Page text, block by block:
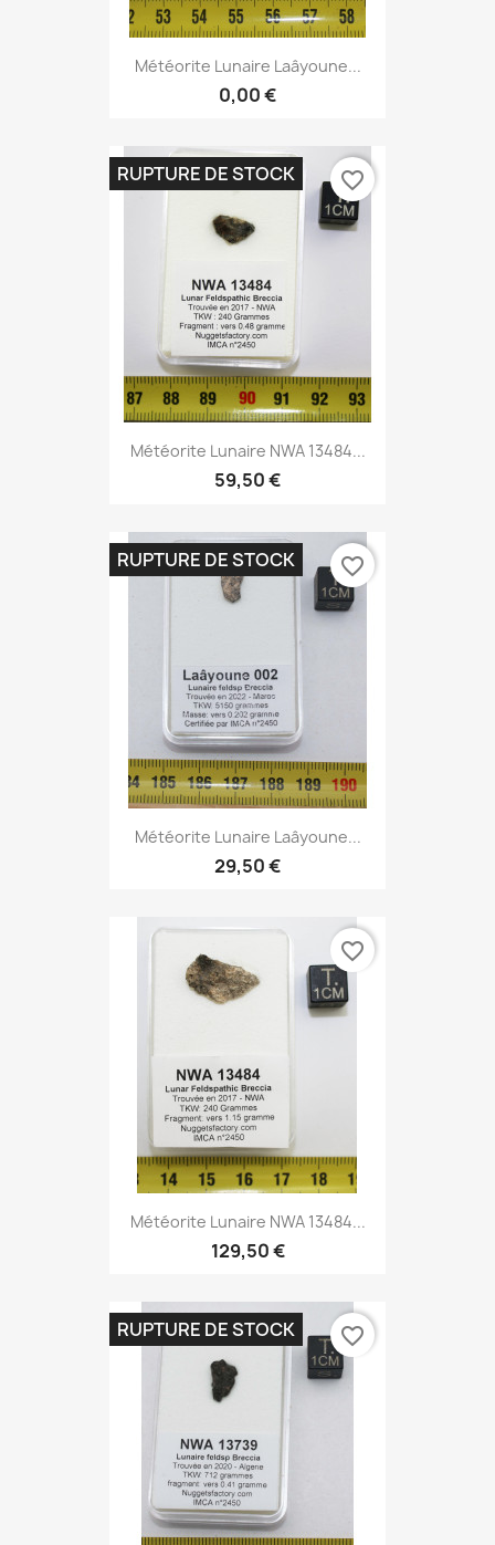
Météorite Lunaire Laâyoune...
0,00 €
Météorite Lunaire NWA 13484...
59,50 €
RUPTURE DE STOCK favorite_border
Météorite Lunaire Laâyoune...
29,50 €
RUPTURE DE STOCK favorite_border
Météorite Lunaire NWA 13484...
129,50 €
favorite_border
RUPTURE DE STOCK favorite_border